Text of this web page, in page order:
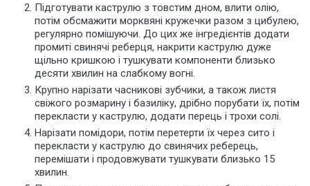
Підготувати каструлю з товстим дном, влити олію,
потім обсмажити морквяні кружечки разом з цибулею,
регулярно помішуючи. До цих же інгредієнтів додати
промиті свинячі реберця, накрити каструлю дуже
щільно кришкою і тушкувати компоненти близько
десяти хвилин на слабкому вогні.
Крупно нарізати часникові зубчики, а також листя
свіжого розмарину і базиліку, дрібно порубати їх, потім
перекласти у каструлю, додати перець і трохи солі.
Нарізати помідори, потім перетерти їх через сито і
перекласти у каструлю до свинячих реберець,
перемішати і продовжувати тушкувати близько 15
хвилин.